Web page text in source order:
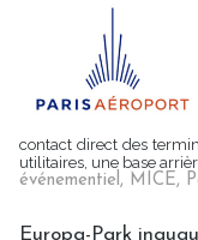
contact direct des
utilitaires, une base
événementiel, MICE,
Europa-Park